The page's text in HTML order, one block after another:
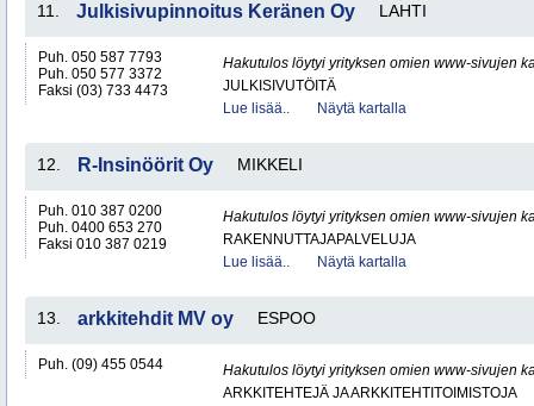
11. Julkisivupinnoitus Keränen Oy LAHTI
Puh. 050 587 7793
Puh. 050 577 3372
Faksi (03) 733 4473
Hakutulos löytyi yrityksen omien www-sivujen
JULKISIVUTÖITÄ
Lue lisää..
Näytä kartalla
12. R-Insinöörit Oy MIKKELI
Puh. 010 387 0200
Puh. 0400 653 270
Faksi 010 387 0219
Hakutulos löytyi yrityksen omien www-sivujen
RAKENNUTTAJAPALVELUJA
Lue lisää..
Näytä kartalla
13. arkkitehdit MV oy ESPOO
Puh. (09) 455 0544
Hakutulos löytyi yrityksen omien www-sivujen
ARKKITEHTEJÄ JA ARKKITEHTITOIMISTOJA